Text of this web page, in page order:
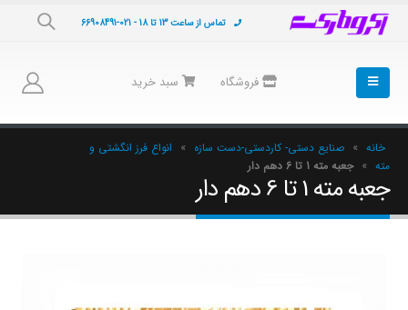
تماس از ساعت 13 تا 18 - 021-66908491
فروشگاه سبد خرید
خانه » صنایع دستی- کاردستی-دست سازه » انواع فرز انگشتی و
مته » جعبه مته 1 تا 6 دهم دار
جعبه مته 1 تا 6 دهم دار